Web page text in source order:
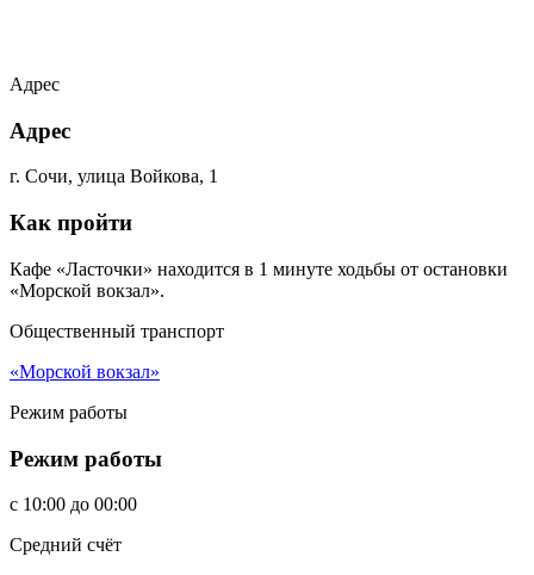
Адрес
Адрес
г. Сочи, улица Войкова, 1
Как пройти
Кафе «Ласточки» находится в 1 минуте ходьбы от остановки
«Морской вокзал».
Общественный транспорт
«Морской вокзал»
Режим работы
Режим работы
c 10:00 до 00:00
Средний счёт